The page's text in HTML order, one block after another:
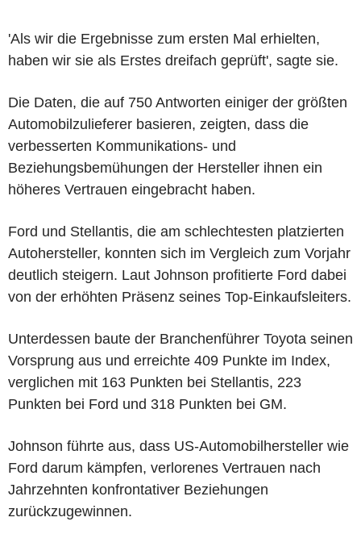
'Als wir die Ergebnisse zum ersten Mal erhielten,
haben wir sie als Erstes dreifach geprüft', sagte sie.
Die Daten, die auf 750 Antworten einiger der größten
Automobilzulieferer basieren, zeigten, dass die
verbesserten Kommunikations- und
Beziehungsbemühungen der Hersteller ihnen ein
höheres Vertrauen eingebracht haben.
Ford und Stellantis, die am schlechtesten platzierten
Autohersteller, konnten sich im Vergleich zum Vorjahr
deutlich steigern. Laut Johnson profitierte Ford dabei
von der erhöhten Präsenz seines Top-Einkaufsleiters.
Unterdessen baute der Branchenführer Toyota seinen
Vorsprung aus und erreichte 409 Punkte im Index,
verglichen mit 163 Punkten bei Stellantis, 223
Punkten bei Ford und 318 Punkten bei GM.
Johnson führte aus, dass US-Automobilhersteller wie
Ford darum kämpfen, verlorenes Vertrauen nach
Jahrzehnten konfrontativer Beziehungen
zurückzugewinnen.